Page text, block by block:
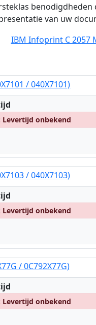
van uw
IBM Infoprint C 2057
/ 040X7101)
onbekend
/ 040X7103)
onbekend
/ 0C792X77G)
onbekend